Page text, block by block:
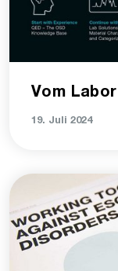
Vom
19. Juli 2024